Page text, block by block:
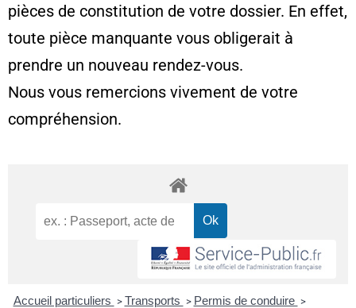
pièces de constitution de votre dossier. En effet,
toute pièce manquante vous obligerait à
prendre un nouveau rendez-vous.
Nous vous remercions vivement de votre
compréhension.
Accueil particuliers > Transports > Permis de conduire >